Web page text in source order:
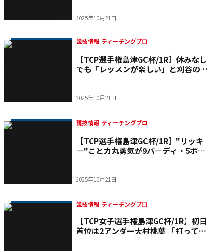
う目標
2025年10月21日
競技情報 ティーチングプロ
【TCP選手権島津GC杯/1R】休みなし
でも「レッスンが楽しい」と刈谷の人
2025年10月21日
競技情報 ティーチングプロ
【TCP選手権島津GC杯/1R】"リッキ
ー"こと力丸勇気が9バーディ・5ボギ
2025年10月21日
競技情報 ティーチングプロ
【TCP女子選手権島津GC杯/1R】初日
首位は2アンダー大村桃葉 「打って魅